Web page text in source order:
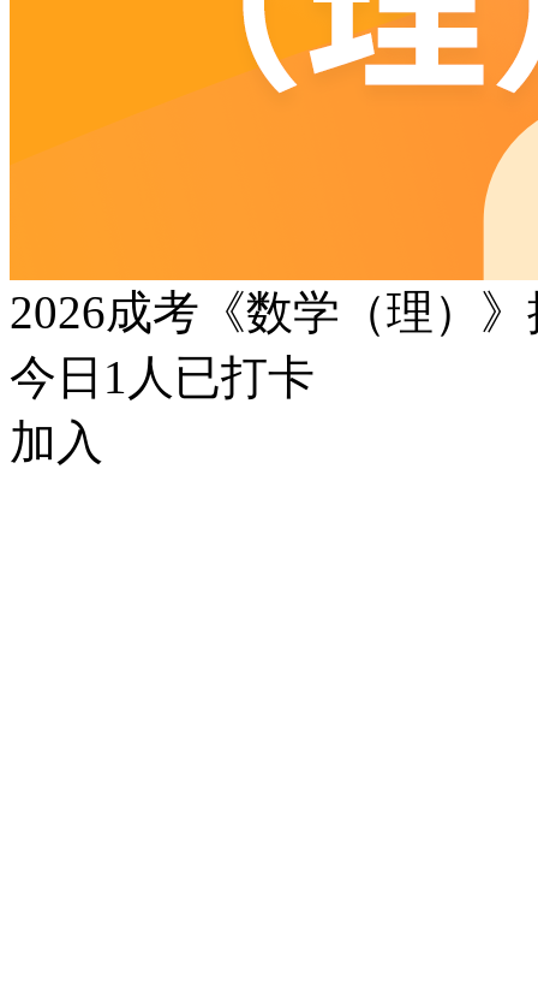
2026成考《数学（理）
今日 1 人已打卡
加入